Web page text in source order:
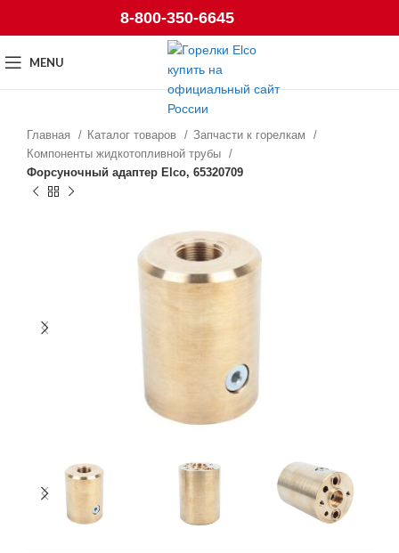
8-800-350-6645
MENU
Главная Каталог товаров
Запчасти к горелкам
Компоненты жидкотопливной трубы
Форсуночный адаптер Elco, 65320709